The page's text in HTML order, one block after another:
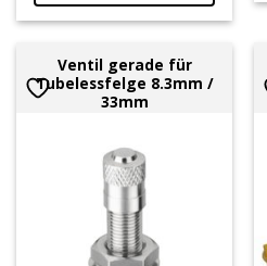
Ventil gerade für
Tubelessfelge 8.3mm /
33mm